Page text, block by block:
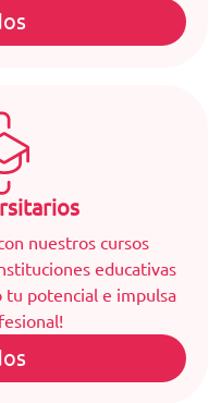
nuestros cursos
educativas
tu potencial e impulsa